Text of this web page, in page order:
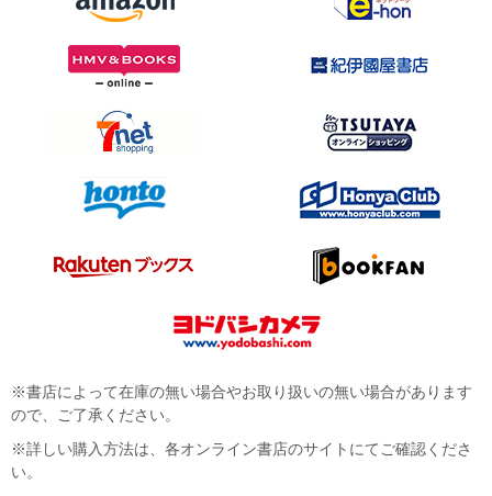
※書店によって在庫の無い場合やお取り扱いの無い場合があります
ので、ご了承ください。
※詳しい購入方法は、各オンライン書店のサイトにてご確認くださ
い。